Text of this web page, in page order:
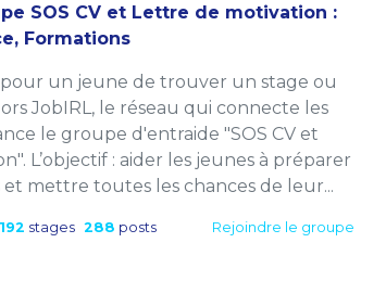
SOS CV et Lettre de motivation :
Formations
un jeune de trouver un stage ou
JobIRL, le réseau qui connecte les
le groupe d'entraide "SOS CV et
L’objectif : aider les jeunes à préparer
et mettre toutes les chances de leur...
192 stages 288 posts Rejoindre le groupe